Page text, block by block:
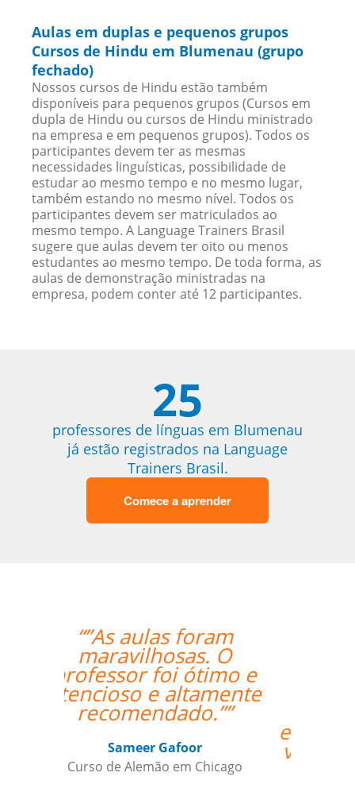
Aulas em duplas e pequenos grupos
Cursos de Hindu em Blumenau (grupo
fechado)
Nossos cursos de Hindu estão também
disponíveis para pequenos grupos (Cursos em
dupla de Hindu ou cursos de Hindu ministrado
na empresa e em pequenos grupos). Todos os
participantes devem ter as mesmas
necessidades linguísticas, possibilidade de
estudar ao mesmo tempo e no mesmo lugar,
também estando no mesmo nível. Todos os
participantes devem ser matriculados ao
mesmo tempo. A Language Trainers Brasil
sugere que aulas devem ter oito ou menos
estudantes ao mesmo tempo. De toda forma, as
aulas de demonstração ministradas na
empresa, podem conter até 12 participantes.
25
professores de línguas em Blumenau
já estão registrados na Language
Trainers Brasil.
Comece a aprender
“”Everything went
excellently! The
teacher/student
relationship has
already been
established, and it's a
very positive one for
me.””